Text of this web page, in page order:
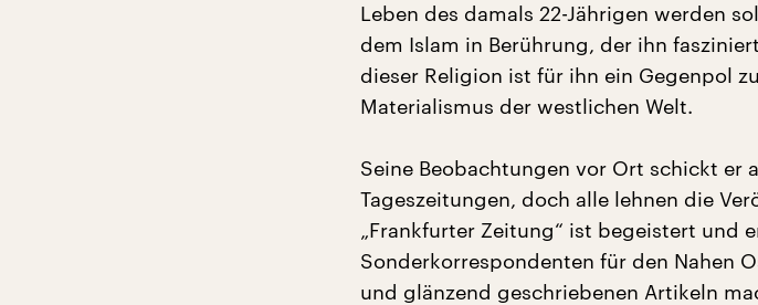
Leben des damals 22-Jährigen werden
dem Islam in Berührung, der ihn
dieser Religion ist für ihn ein Gegenpol
Materialismus der westlichen Welt.
Seine Beobachtungen vor Ort schickt er
Tageszeitungen, doch alle lehnen die
„Frankfurter Zeitung“ ist begeistert und
Sonderkorrespondenten für den Nahen
und glänzend geschriebenen Artikeln